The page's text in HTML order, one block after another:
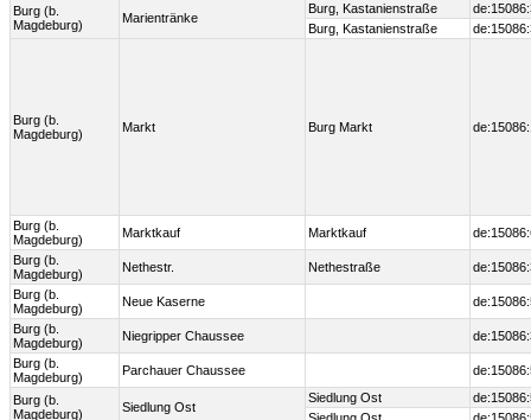
Burg (b.
Magdeburg)
Marientränke
Burg, Kastanienstraße
Burg, Kastanienstraße
Burg (b.
Magdeburg)
Markt Burg Markt
Burg (b.
Magdeburg)
Marktkauf Marktkauf
Burg (b.
Magdeburg)
Nethestr. Nethestraße
Burg (b.
Magdeburg)
Neue Kaserne
Burg (b.
Magdeburg)
Niegripper Chaussee
Burg (b.
Magdeburg)
Parchauer Chaussee
Burg (b.
Magdeburg)
Siedlung Ost
Siedlung Ost